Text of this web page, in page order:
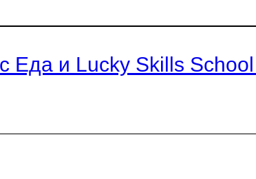
Еда и Lucky Skills